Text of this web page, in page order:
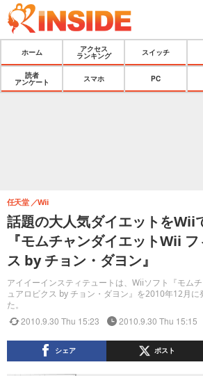
ホーム
アクセス
ランキング
スイッチ
読者
アンケート
スマホ PC
話題の大人気ダイエットをWii
『モムチャンダイエットWii
ス by チョン・ダヨン』
アイイーインスティテュートは、Wiiソフト『モム
ュアロビクス by チョン・ダヨン』を2010年12月に
た。
任天堂 Wii
2010.9.30 Thu 15:23 2010.9.30 Thu 15:15
シェア ポスト